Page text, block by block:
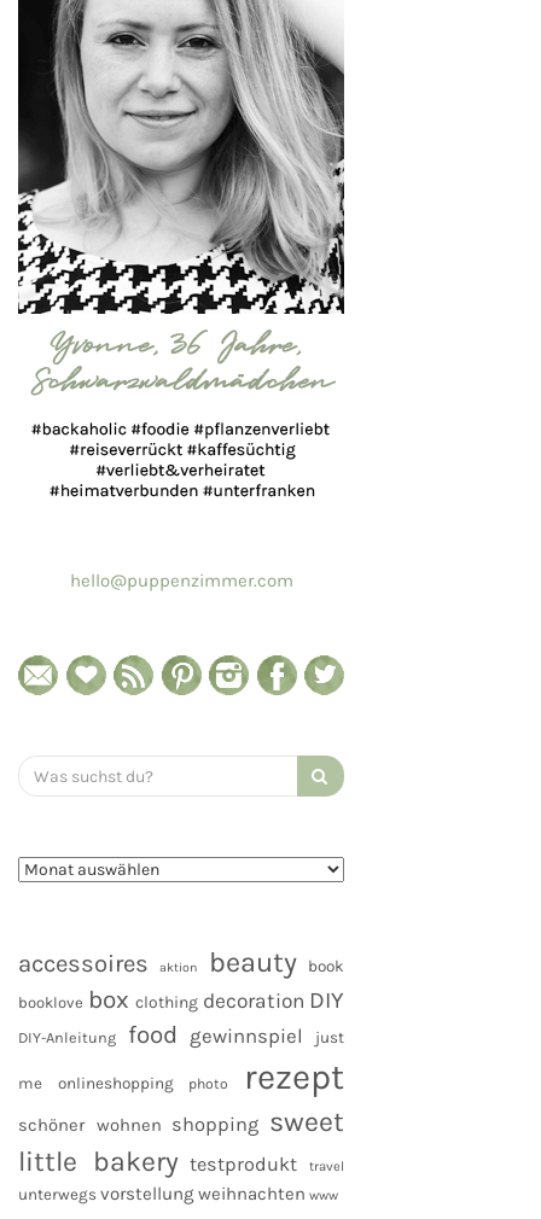
hello@puppenzimmer.com
Search
for:
accessoires aktion beauty
book
booklove box clothing decoration DIY
DIY-Anleitung food gewinnspiel just
me onlineshopping photo rezept
schöner wohnen shopping sweet
little bakery testprodukt travel
unterwegs vorstellung weihnachten www